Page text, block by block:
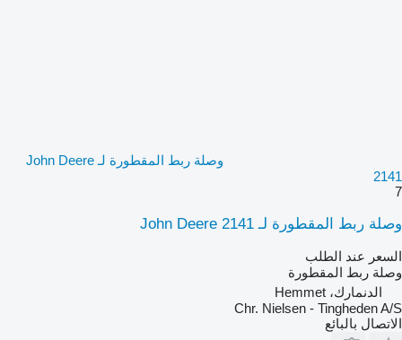
وصلة ربط المقطورة لـ John Deere
2141
7
وصلة ربط المقطورة لـ John Deere 2141
السعر عند الطلب
وصلة ربط المقطورة
الدنمارك، Hemmet
Chr. Nielsen - Tingheden A/S
الاتصال بالبائع